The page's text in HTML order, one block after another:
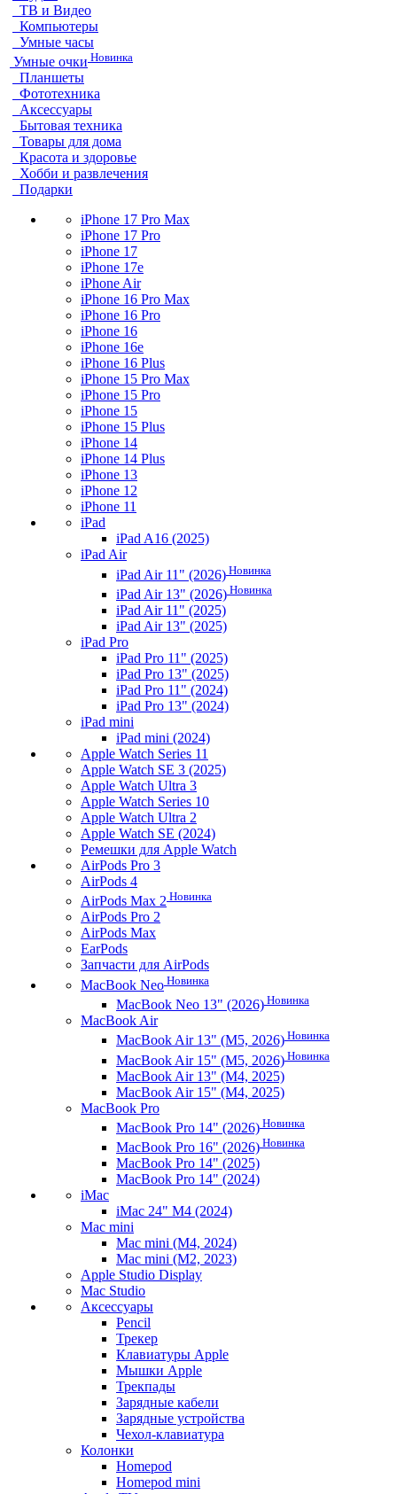
ТВ и Видео
Компьютеры
Умные часы
Умные очки Новинка
Планшеты
Фототехника
Аксессуары
Бытовая техника
Товары для дома
Красота и здоровье
Хобби и развлечения
Подарки
iPhone 17 Pro Max
iPhone 17 Pro
iPhone 17
iPhone 17e
iPhone Air
iPhone 16 Pro Max
iPhone 16 Pro
iPhone 16
iPhone 16e
iPhone 16 Plus
iPhone 15 Pro Max
iPhone 15 Pro
iPhone 15
iPhone 15 Plus
iPhone 14
iPhone 14 Plus
iPhone 13
iPhone 12
iPhone 11
iPad
iPad A16 (2025)
iPad Air
iPad Air 11" (2026) Новинка
iPad Air 13" (2026) Новинка
iPad Air 11" (2025)
iPad Air 13" (2025)
iPad Pro
iPad Pro 11" (2025)
iPad Pro 13" (2025)
iPad Pro 11" (2024)
iPad Pro 13" (2024)
iPad mini
iPad mini (2024)
Apple Watch Series 11
Apple Watch SE 3 (2025)
Apple Watch Ultra 3
Apple Watch Series 10
Apple Watch Ultra 2
Apple Watch SE (2024)
Ремешки для Apple Watch
AirPods Pro 3
AirPods 4
AirPods Max 2 Новинка
AirPods Pro 2
AirPods Max
EarPods
Запчасти для AirPods
MacBook Neo Новинка
MacBook Neo 13" (2026) Новинка
MacBook Air
MacBook Air 13" (M5, 2026) Новинка
MacBook Air 15" (M5, 2026) Новинка
MacBook Air 13" (M4, 2025)
MacBook Air 15" (M4, 2025)
MacBook Pro
MacBook Pro 14" (2026) Новинка
MacBook Pro 16" (2026) Новинка
MacBook Pro 14" (2025)
MacBook Pro 14" (2024)
iMac
iMac 24" M4 (2024)
Mac mini
Mac mini (M4, 2024)
Mac mini (M2, 2023)
Apple Studio Display
Mac Studio
Аксессуары
Pencil
Трекер
Клавиатуры Apple
Мышки Apple
Трекпады
Зарядные кабели
Зарядные устройства
Чехол-клавиатура
Колонки
Homepod
Homepod mini